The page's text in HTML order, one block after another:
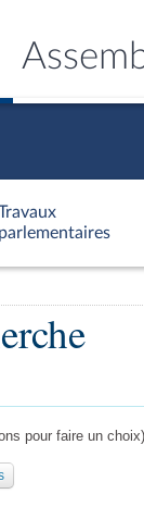
parlementaires
pour faire un choix)